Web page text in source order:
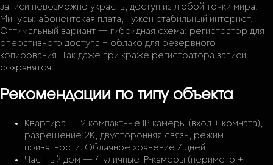
записи невозможно украсть, доступ из любой точки мира.
Минусы: абонентская плата, нужен стабильный интернет.
Оптимальный вариант — гибридная схема: регистратор для
оперативного доступа + облако для резервного
копирования. Так даже при краже регистратора записи
сохранятся.
Рекомендации по типу объекта
Квартира — 2 компактные IP-камеры (вход + комната),
разрешение 2K, двусторонняя связь, режим
приватности. Облачное хранение 7 дней
Частный дом — 4 уличные IP-камеры (периметр +